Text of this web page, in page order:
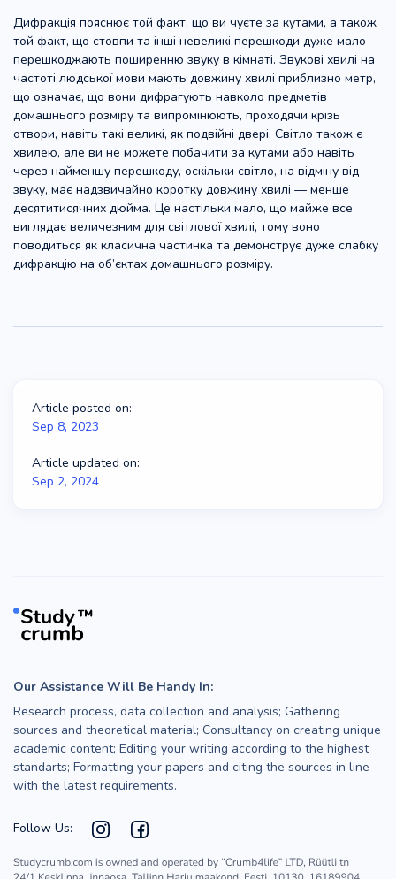
Дифракція пояснює той факт, що ви чуєте за кутами, а також
той факт, що стовпи та інші невеликі перешкоди дуже мало
перешкоджають поширенню звуку в кімнаті. Звукові хвилі на
частоті людської мови мають довжину хвилі приблизно метр,
що означає, що вони дифрагують навколо предметів
домашнього розміру та випромінюють, проходячи крізь
отвори, навіть такі великі, як подвійні двері. Світло також є
хвилею, але ви не можете побачити за кутами або навіть
через найменшу перешкоду, оскільки світло, на відміну від
звуку, має надзвичайно коротку довжину хвилі — менше
десятитисячних дюйма. Це настільки мало, що майже все
виглядає величезним для світлової хвилі, тому воно
поводиться як класична частинка та демонструє дуже слабку
дифракцію на об’єктах домашнього розміру.
Article posted on:
Sep 8, 2023
Article updated on:
Sep 2, 2024
Our Assistance Will Be Handy In:
Research process, data collection and analysis; Gathering
sources and theoretical material; Consultancy on creating unique
academic content; Editing your writing according to the highest
standarts; Formatting your papers and citing the sources in line
with the latest requirements.
Follow Us: